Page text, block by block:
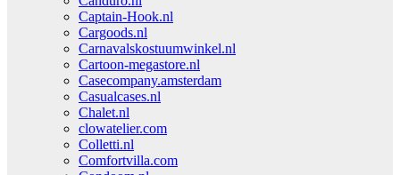
Captain-Hook.nl
Cargoods.nl
Carnavalskostuumwinkel.nl
Cartoon-megastore.nl
Casecompany.amsterdam
Casualcases.nl
Chalet.nl
clowatelier.com
Colletti.nl
Comfortvilla.com